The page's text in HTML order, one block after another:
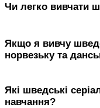
Чи легко вивчати
Якщо я вивчу
норвезьку та
Які шведські
навчання?